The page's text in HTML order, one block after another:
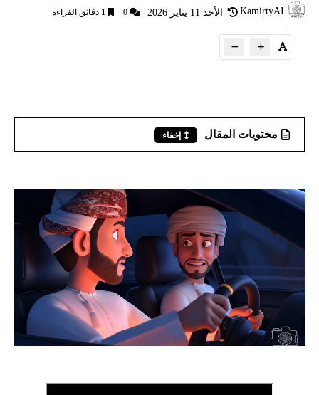
KamirtyAI الأحد 11 يناير 2026 0
1 دقائق القراءة
محتويات المقال إخفاء